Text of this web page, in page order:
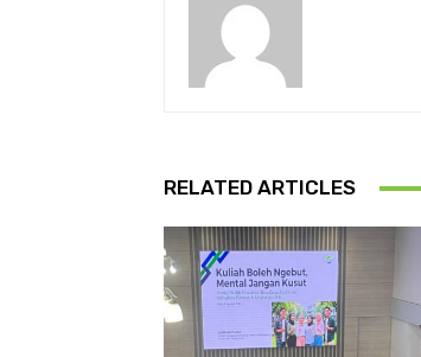
RELATED ARTICLES